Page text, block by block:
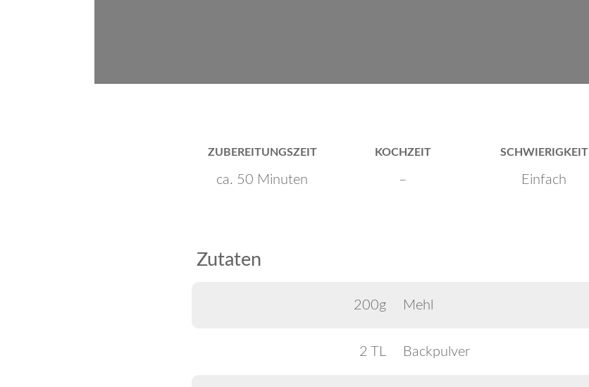
ZUBEREITUNGSZEIT
ca. 50 Minuten
KOCHZEIT
–
SCHWIERIGKEIT
Einfach
Zutaten
200g Mehl
2 TL Backpulver